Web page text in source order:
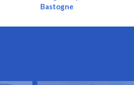
Bastogne